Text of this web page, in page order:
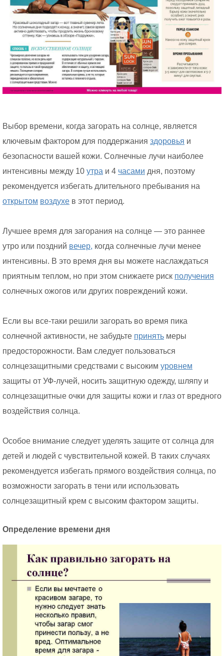
Выбор времени, когда загорать на солнце, является
ключевым фактором для поддержания здоровья и
безопасности вашей кожи. Солнечные лучи наиболее
интенсивны между 10 утра и 4 часами дня, поэтому
рекомендуется избегать длительного пребывания на
открытом воздухе в этот период.
Лучшее время для загорания на солнце — это раннее
утро или поздний вечер, когда солнечные лучи менее
интенсивны. В это время дня вы можете наслаждаться
приятным теплом, но при этом снижаете риск получения
солнечных ожогов или других повреждений кожи.
Если вы все-таки решили загорать во время пика
солнечной активности, не забудьте принять меры
предосторожности. Вам следует пользоваться
солнцезащитными средствами с высоким уровнем
защиты от УФ-лучей, носить защитную одежду, шляпу и
солнцезащитные очки для защиты кожи и глаз от вредного
воздействия солнца.
Особое внимание следует уделять защите от солнца для
детей и людей с чувствительной кожей. В таких случаях
рекомендуется избегать прямого воздействия солнца, по
возможности загорать в тени или использовать
солнцезащитный крем с высоким фактором защиты.
Определение времени дня